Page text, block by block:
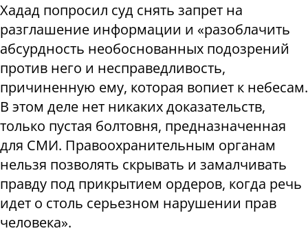
Хадад попросил суд снять запрет на
разглашение информации и «разоблачить
абсурдность необоснованных подозрений
против него и несправедливость,
причиненную ему, которая вопиет к небесам.
В этом деле нет никаких доказательств,
только пустая болтовня, предназначенная
для СМИ. Правоохранительным органам
нельзя позволять скрывать и замалчивать
правду под прикрытием ордеров, когда речь
идет о столь серьезном нарушении прав
человека».